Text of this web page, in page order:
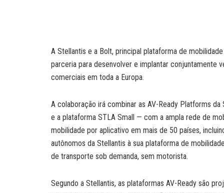
A Stellantis e a Bolt, principal plataforma de
parceria para desenvolver e implantar conjuntamente
comerciais em toda a Europa.
A colaboração irá combinar as AV-Ready Platforms
e a plataforma STLA Small — com a ampla rede de
mobilidade por aplicativo em mais de 50 países,
autônomos da Stellantis à sua plataforma de
de transporte sob demanda, sem motorista.
Segundo a Stellantis, as plataformas AV-Ready são